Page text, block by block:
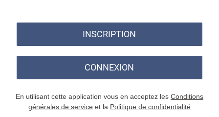
INSCRIPTION
CONNEXION
En utilisant cette application vous en acceptez les Conditions
générales de service et la Politique de confidentialité